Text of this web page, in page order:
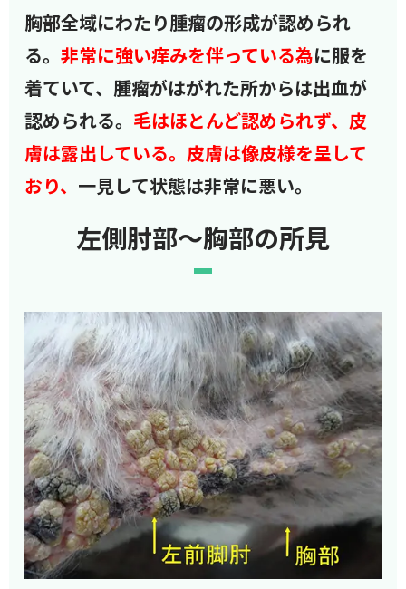
胸部全域にわたり腫瘤の形成が認められ
る。非常に強い痒みを伴っている為に服を
着ていて、腫瘤がはがれた所からは出血が
認められる。 毛はほとんど認められず、皮
膚は露出している。皮膚は像皮様を呈して
おり、 一見して状態は非常に悪い。
左側肘部～胸部の所見